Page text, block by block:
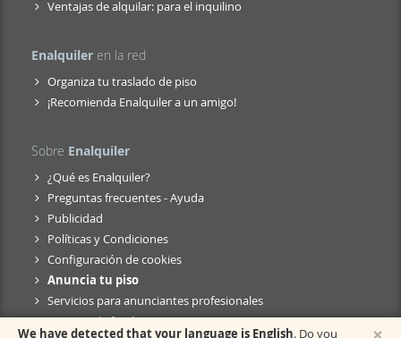
Ventajas de alquilar: para el inquilino
Enalquiler en la red
Organiza tu traslado de piso
¡Recomienda Enalquiler a un amigo!
Sobre Enalquiler
¿Qué es Enalquiler?
Preguntas frecuentes - Ayuda
Publicidad
Políticas y Condiciones
Configuración de cookies
Anuncia tu piso
Servicios para anunciantes profesionales
Anuncio de fusión
We have detected that your language is English. Do you